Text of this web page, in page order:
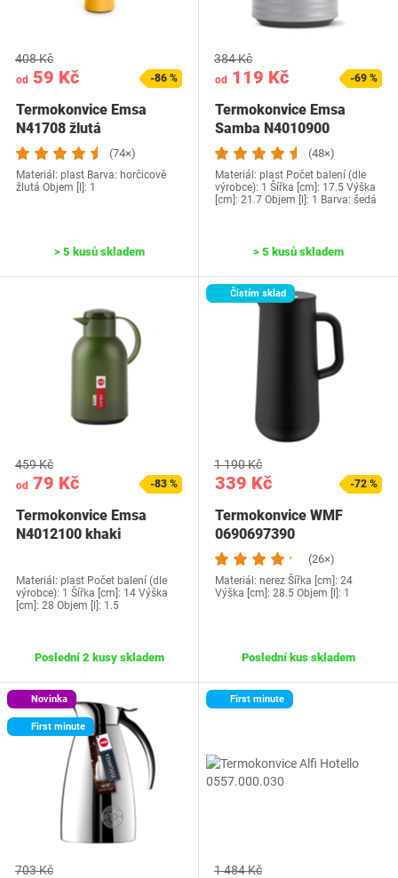
od 59 Kč
408 Kč
-86 %
Termokonvice Emsa
N41708 žlutá
(74×)
Materiál: plast Barva: horčicově
žlutá Objem [l]: 1
> 5 kusů skladem
od 119 Kč
384 Kč
-69 %
Termokonvice Emsa
Samba N4010900
(48×)
Materiál: plast Počet balení (dle
výrobce): 1 Šířka [cm]: 17.5 Výška
[cm]: 21.7 Objem [l]: 1 Barva: šedá
> 5 kusů skladem
od 79 Kč
459 Kč
-83 %
Termokonvice Emsa
N4012100 khaki
Materiál: plast Počet balení (dle
výrobce): 1 Šířka [cm]: 14 Výška
[cm]: 28 Objem [l]: 1.5
Poslední 2 kusy skladem
Čistím sklad
339 Kč
1 190 Kč
-72 %
Termokonvice WMF
0690697390
(26×)
Materiál: nerez Šířka [cm]: 24
Výška [cm]: 28.5 Objem [l]: 1
Poslední kus skladem
Novinka
First minute
703 Kč
First minute
1 484 Kč